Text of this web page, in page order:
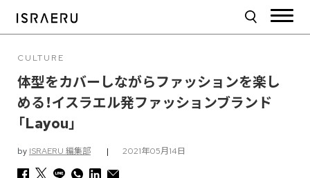
CULTURE
体型をカバーしながらファッションを楽し
める！イスラエル発ファッションブランド
「Layou」
by ISRAERU 編集部 | 2021年05月14日